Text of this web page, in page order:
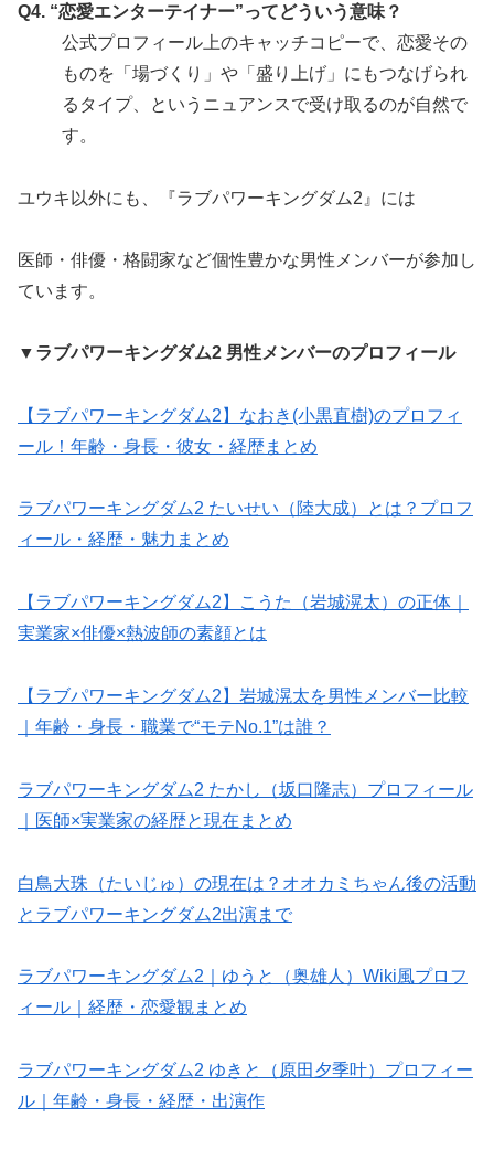
Q4. “恋愛エンターテイナー”ってどういう意味？
公式プロフィール上のキャッチコピーで、恋愛その
ものを「場づくり」や「盛り上げ」にもつなげられ
るタイプ、というニュアンスで受け取るのが自然で
す。
ユウキ以外にも、『ラブパワーキングダム2』には
医師・俳優・格闘家など個性豊かな男性メンバーが参加し
ています。
▼ ラブパワーキングダム2 男性メンバーのプロフィール
【ラブパワーキングダム2】なおき(小黒直樹)のプロフィ
ール！年齢・身長・彼女・経歴まとめ
ラブパワーキングダム2 たいせい（陸大成）とは？プロフ
ィール・経歴・魅力まとめ
【ラブパワーキングダム2】こうた（岩城滉太）の正体｜
実業家×俳優×熱波師の素顔とは
【ラブパワーキングダム2】岩城滉太を男性メンバー比較
｜年齢・身長・職業で“モテNo.1”は誰？
ラブパワーキングダム2 たかし（坂口隆志）プロフィール
｜医師×実業家の経歴と現在まとめ
白鳥大珠（たいじゅ）の現在は？オオカミちゃん後の活動
とラブパワーキングダム2出演まで
ラブパワーキングダム2｜ゆうと（奥雄人）Wiki風プロフ
ィール｜経歴・恋愛観まとめ
ラブパワーキングダム2 ゆきと（原田夕季叶）プロフィー
ル｜年齢・身長・経歴・出演作